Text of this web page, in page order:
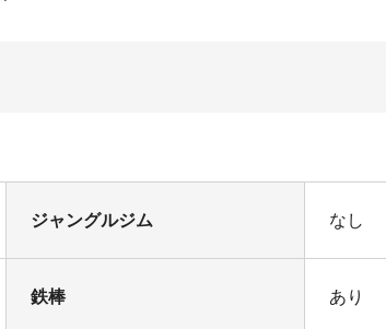
ジャングルジム なし
鉄棒 あり